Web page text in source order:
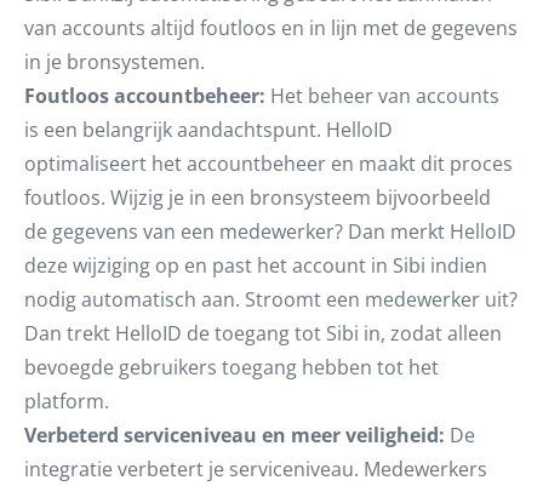
van accounts altijd foutloos en in lijn met de gegevens
in je bronsystemen.
Foutloos accountbeheer: Het beheer van accounts
is een belangrijk aandachtspunt. HelloID
optimaliseert het accountbeheer en maakt dit proces
foutloos. Wijzig je in een bronsysteem bijvoorbeeld
de gegevens van een medewerker? Dan merkt HelloID
deze wijziging op en past het account in Sibi indien
nodig automatisch aan. Stroomt een medewerker uit?
Dan trekt HelloID de toegang tot Sibi in, zodat alleen
bevoegde gebruikers toegang hebben tot het
platform.
Verbeterd serviceniveau en meer veiligheid: De
integratie verbetert je serviceniveau. Medewerkers